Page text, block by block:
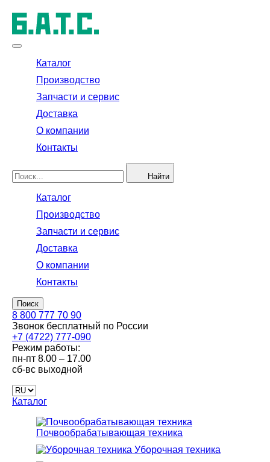
Каталог
Производство
Запчасти и сервис
Доставка
О компании
Контакты
Найти
Каталог
Производство
Запчасти и сервис
Доставка
О компании
Контакты
Поиск
8 800 777 70 90
Звонок бесплатный по России
+7 (4722) 777-090
Режим работы:
пн-пт 8.00 – 17.00
сб-вс выходной
Каталог
Почвообрабатывающая техника
Уборочная техника